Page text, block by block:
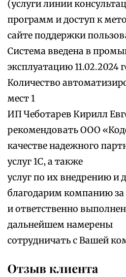
(услуги линии
программ и доступ к
сайте поддержки
Система введена в
эксплуатацию 11.02.2024
Количество
мест 1
ИП Чеботарев Кирилл
рекомендовать ООО
качестве надежного
услуг 1С‚ а также
услуг по их внедрению и
благодарим компанию за
и ответственно
дальнейшем намерены
сотрудничать с Вашей
Отзыв клиента